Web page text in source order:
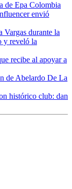
de Epa Colombia
envió
Vargas durante la
y reveló la
recibe al apoyar a
de Abelardo De La
histórico club: dan